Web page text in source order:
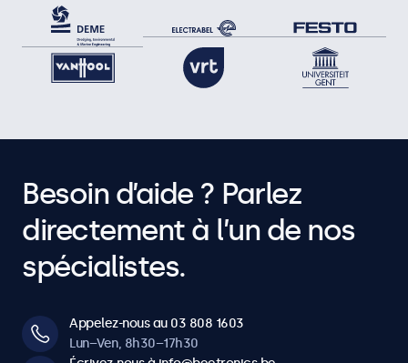
Besoin d’aide ? Parlez
directement à l’un de nos
spécialistes.
Appelez-nous au 03 808 1603
Lun–Ven, 8h30–17h30